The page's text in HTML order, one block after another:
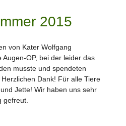
2015
von Kater Wolfgang
OP, bei der leider das
musste und spendeten
Dank! Für alle Tiere
Jette! Wir haben uns sehr
gefreut.